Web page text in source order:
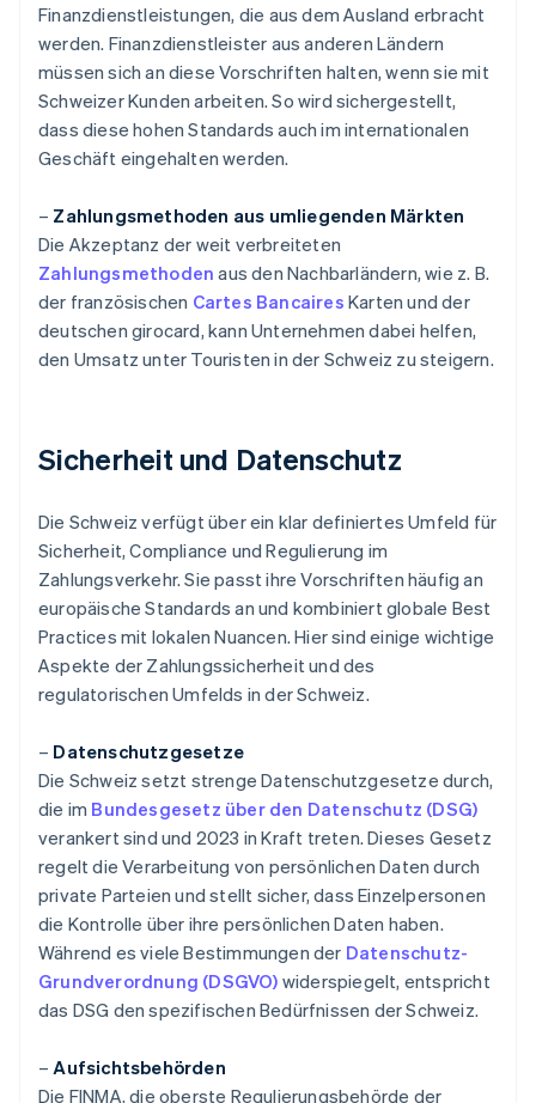
Finanzdienstleistungen, die aus dem Ausland erbracht
werden. Finanzdienstleister aus anderen Ländern
müssen sich an diese Vorschriften halten, wenn sie mit
Schweizer Kunden arbeiten. So wird sichergestellt,
dass diese hohen Standards auch im internationalen
Geschäft eingehalten werden.
– Zahlungsmethoden aus umliegenden Märkten
Die Akzeptanz der weit verbreiteten
Zahlungsmethoden aus den Nachbarländern, wie z. B.
der französischen Cartes Bancaires Karten und der
deutschen girocard, kann Unternehmen dabei helfen,
den Umsatz unter Touristen in der Schweiz zu steigern.
Sicherheit und Datenschutz
Die Schweiz verfügt über ein klar definiertes Umfeld für
Sicherheit, Compliance und Regulierung im
Zahlungsverkehr. Sie passt ihre Vorschriften häufig an
europäische Standards an und kombiniert globale Best
Practices mit lokalen Nuancen. Hier sind einige wichtige
Aspekte der Zahlungssicherheit und des
regulatorischen Umfelds in der Schweiz.
– Datenschutzgesetze
Die Schweiz setzt strenge Datenschutzgesetze durch,
die im Bundesgesetz über den Datenschutz (DSG)
verankert sind und 2023 in Kraft treten. Dieses Gesetz
regelt die Verarbeitung von persönlichen Daten durch
private Parteien und stellt sicher, dass Einzelpersonen
die Kontrolle über ihre persönlichen Daten haben.
Während es viele Bestimmungen der Datenschutz-
Grundverordnung (DSGVO) widerspiegelt, entspricht
das DSG den spezifischen Bedürfnissen der Schweiz.
–Aufsichtsbehörden
Die FINMA, die oberste Regulierungsbehörde der